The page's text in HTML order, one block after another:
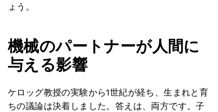
ょう。
機械のパートナーが人間に
与える影響
ケロッグ教授の実験から1世紀が経ち、生まれと育
ちの議論は決着しました。答えは、両方です。子